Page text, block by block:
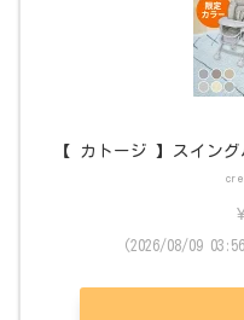
【 カトージ 】スイン
(2026/08/09